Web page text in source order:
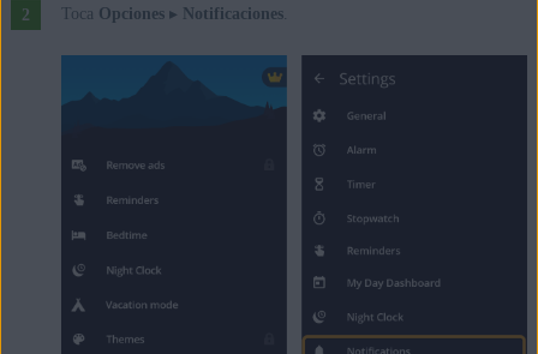
Toca Opciones▸ Notificaciones.